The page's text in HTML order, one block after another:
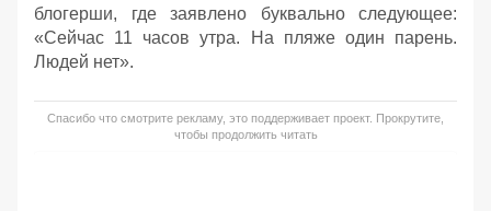
блогерши, где заявлено буквально следующее:
«Сейчас 11 часов утра. На пляже один парень.
Людей нет».
Спасибо что смотрите рекламу, это поддерживает проект. Прокрутите,
чтобы продолжить читать